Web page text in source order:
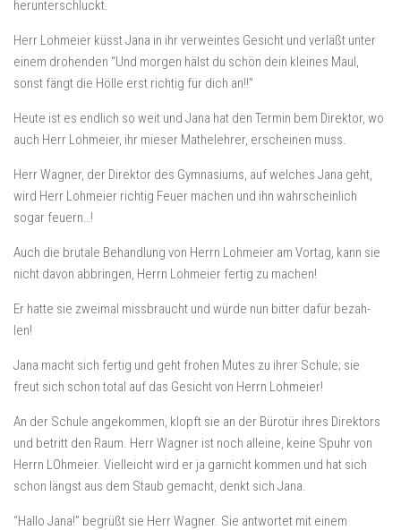
herunterschluckt.
Herr Lohmeier küsst Jana in ihr verweintes Gesicht und verläßt unter
einem drohenden “Und morgen hälst du schön dein kleines Maul,
sonst fängt die Hölle erst richtig für dich an!!”
Heute ist es endlich so weit und Jana hat den Termin bem Direktor, wo
auch Herr Lohmeier, ihr mieser Mathelehrer, erscheinen muss.
Herr Wagner, der Direktor des Gymnasiums, auf welches Jana geht,
wird Herr Lohmeier richtig Feuer machen und ihn wahrscheinlich
sogar feuern…!
Auch die brutale Behandlung von Herrn Lohmeier am Vortag, kann sie
nicht davon abbringen, Herrn Lohmeier fertig zu machen!
Er hatte sie zweimal missbraucht und würde nun bitter dafür bezah-
len!
Jana macht sich fertig und geht frohen Mutes zu ihrer Schule; sie
freut sich schon total auf das Gesicht von Herrn Lohmeier!
An der Schule angekommen, klopft sie an der Bürotür ihres Direktors
und betritt den Raum. Herr Wagner ist noch alleine, keine Spuhr von
Herrn LOhmeier. Vielleicht wird er ja garnicht kommen und hat sich
schon längst aus dem Staub gemacht, denkt sich Jana.
“Hallo Jana!” begrüßt sie Herr Wagner. Sie antwortet mit einem